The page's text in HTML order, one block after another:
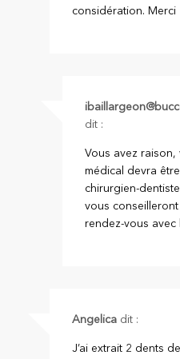
considération. Merci
dit :
Vous avez
médical devra
chirurgien-
vous
rendez-vous avec
Angelica dit :
J’ai extrait 2 dents